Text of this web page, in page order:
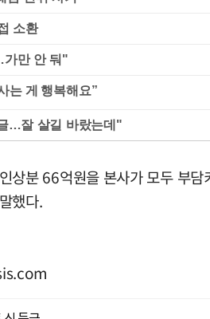
소환
가만 안 둬"
…잘 살길 바랐는데"
상분 66억원을 본사가 모두 부
했다.